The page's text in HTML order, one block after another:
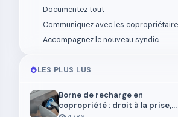
Documentez tout
Communiquez avec les
Accompagnez le nouveau syndic
LES PLUS LUS
Borne de recharge en
copropriété : droit à la prise,